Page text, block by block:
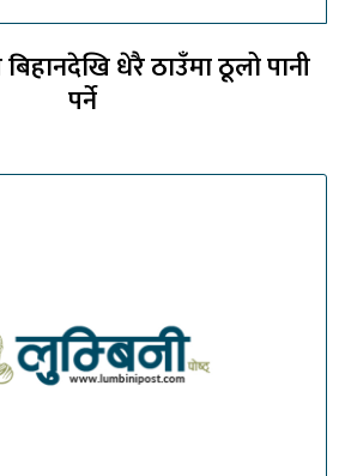
धेरै ठाउँमा ठूलो पानी
पर्ने